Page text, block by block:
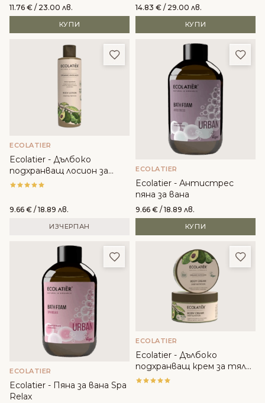
11.76 € / 23.00 лв.
КУПИ
14.83 € / 29.00 лв.
КУПИ
Добави в любими
ECOLATIER
Ecolatier - Дълбоко
подхранващ лосион за
тяло с органично авокадо
9.66 € / 18.89 лв.
ИЗЧЕРПАН
ECOLATIER
Ecolatier - Антистрес
пяна за вана
9.66 € / 18.89 лв.
КУПИ
Добави в любими
ECOLATIER
Ecolatier - Пяна за вана Spa
Relax
ECOLATIER
Ecolatier - Дълбоко
подхранващ крем за тяло
с органично авокадо